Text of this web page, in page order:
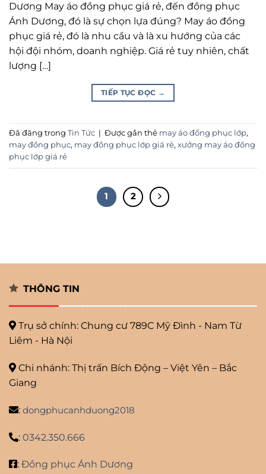
Dương May áo đồng phục giá rẻ, đến đồng phục
Ánh Dương, đó là sự chọn lựa đúng? May áo đồng
phục giá rẻ, đó là nhu cầu và là xu hướng của các
hội đội nhóm, doanh nghiệp. Giá rẻ tuy nhiên, chất
lượng […]
TIẾP TỤC ĐỌC →
Đã đăng trong Tin Tức | Được gắn thẻ may áo đồng phục lớp,
may đồng phục, may đồng phục lớp giá rẻ, xưởng may áo đồng
phục lớp giá rẻ
1 2
THÔNG TIN
Trụ sở chính: Chung cư 789C Mỹ Đình - Nam Từ
Liêm - Hà Nội
Chi nhánh: Thị trấn Bích Động – Việt Yên – Bắc
Giang
: dongphucanhduong2018
: 0342.350.666
: Đồng phục Ánh Dương